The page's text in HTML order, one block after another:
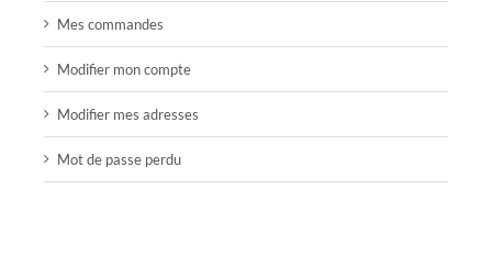
Mes commandes
Modifier mon compte
Modifier mes adresses
Mot de passe perdu